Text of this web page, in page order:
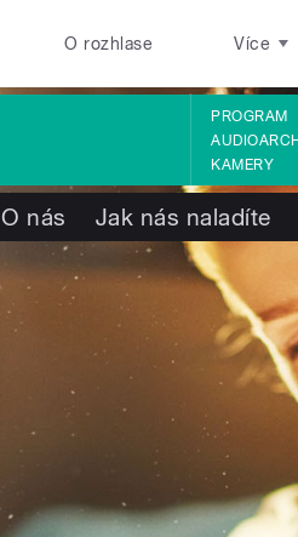
O rozhlase Více
PROGRAM
KAMERY
O nás Jak nás naladíte